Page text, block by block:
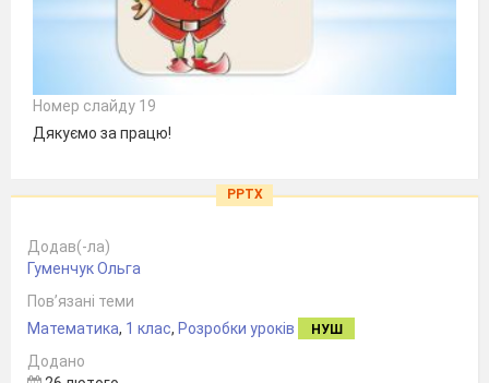
Номер слайду 19
Дякуємо за працю!
PPTX
Додав(-ла)
Гуменчук Ольга
Пов’язані теми
Математика, 1 клас, Розробки уроків НУШ
Додано